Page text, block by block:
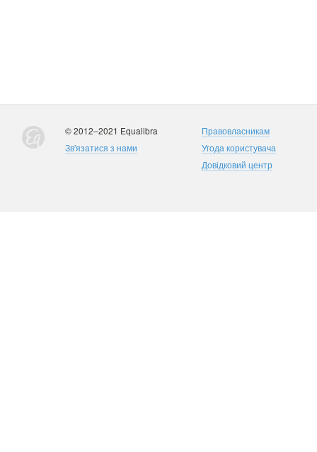
© 2012–2021 Equalibra
Зв'язатися з нами
Правовласникам
Угода користувача
Довідковий центр